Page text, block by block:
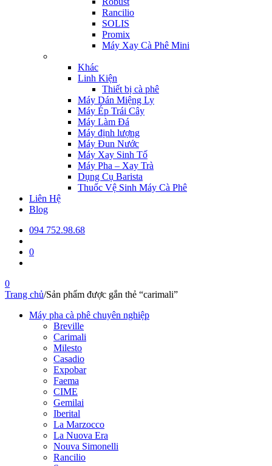
Rancilio
SOLIS
Promix
Máy Xay Cà Phê Mini
Khác
Linh Kiện
Thiết bị cà phê
Máy Dán Miệng Ly
Máy Ép Trái Cây
Máy Làm Đá
Máy định lượng
Máy Đun Nước
Máy Xay Sinh Tố
Máy Pha – Xay Trà
Dụng Cụ Barista
Thuốc Vệ Sinh Máy Cà Phê
Liên Hệ
Blog
094 752.98.68
0
0
Trang chủ/Sản phẩm được gắn thẻ “carimali”
Máy pha cà phê chuyên nghiệp
Breville
Carimali
Milesto
Casadio
Expobar
Faema
CIME
Gemilai
Iberital
La Marzocco
La Nuova Era
Nouva Simonelli
Rancilio